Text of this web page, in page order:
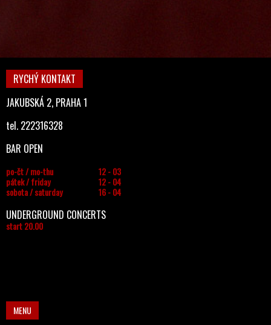
RYCHÝ KONTAKT
JAKUBSKÁ 2, PRAHA 1
tel. 222316328
BAR OPEN
po-čt / mo-thu
12 - 03
pátek / friday
12 - 04
sobota / saturday
16 - 04
UNDERGROUND CONCERTS
start 20.00
MENU